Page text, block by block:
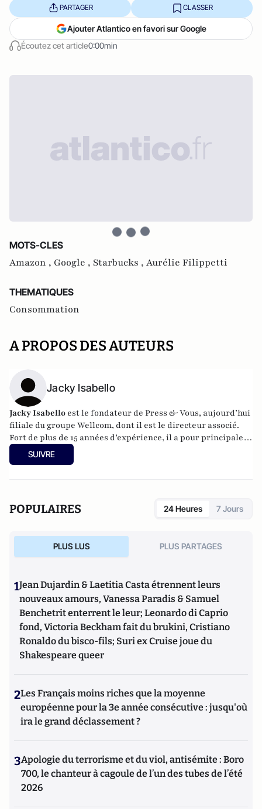
Écoutez cet article0:00min
PARTAGER CLASSER
Ajouter Atlantico en favori sur Google
MOTS-CLES
Amazon , Google , Starbucks , Aurélie Filippetti
THEMATIQUES
Consommation
A PROPOS DES AUTEURS
Jacky Isabello
Jacky Isabello est le fondateur de Press & Vous, aujourd’hui
filiale du groupe Wellcom, dont il est le directeur associé.
Fort de plus de 15 années d’expérience, il a pour principales
missions d’accompagner le conseil stratégique en
communication corporate et sensible, ainsi que le
SUIVRE
POPULAIRES 24 Heures 7 Jours
PLUS LUS PLUS PARTAGES
1Jean Dujardin & Laetitia Casta étrennent leurs
nouveaux amours, Vanessa Paradis & Samuel
Benchetrit enterrent le leur; Leonardo di Caprio
fond, Victoria Beckham fait du brukini, Cristiano
Ronaldo du bisco-fils; Suri ex Cruise joue du
Shakespeare queer
2Les Français moins riches que la moyenne
européenne pour la 3e année consécutive : jusqu'où
ira le grand déclassement ?
3Apologie du terrorisme et du viol, antisémite : Boro
700, le chanteur à cagoule de l’un des tubes de l’été
2026